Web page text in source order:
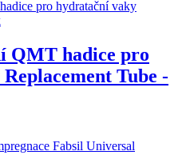
QMT hadice pro
Tube -